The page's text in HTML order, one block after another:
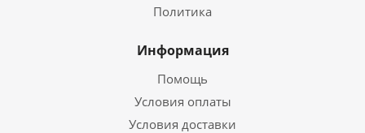
Политика
Информация
Помощь
Условия оплаты
Условия доставки